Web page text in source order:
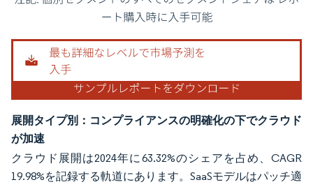
画像 © Mordor Intelligence。再利用にはCC BY 4.0の表示が必要です。
展開タイプ別：コンプライアンスの明確化の下でクラウド
が加速
クラウド展開は2024年に63.32%のシェアを占め、CAGR
19.98%を記録する軌道にあります。SaaSモデルはパッチ適